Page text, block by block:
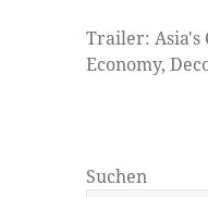
Trailer: Asia's
Economy,
Suchen